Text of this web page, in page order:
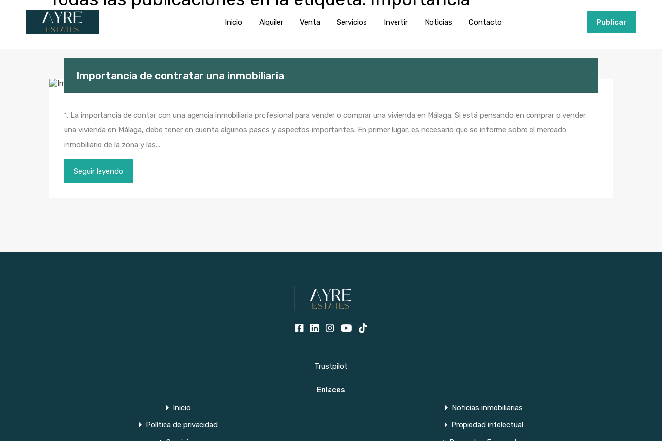
Inicio Alquiler Venta Servicios Invertir Publicar
Inicio Alquiler Venta Servicios Invertir Noticias Contacto Publicar
Importancia de contratar una inmobiliaria
1. La importancia de contar con una agencia inmobiliaria profesional para vender o comprar una vivienda en Málaga. Si está pensando en comprar o vender
una vivienda en Málaga, debe tener en cuenta algunos pasos y aspectos importantes. En primer lugar, es necesario que se informe sobre el mercado
inmobiliario de la zona y las...
Seguir leyendo
Trustpilot
Enlaces
Inicio
Noticias inmobiliarias
Política de privacidad
Propiedad intelectual